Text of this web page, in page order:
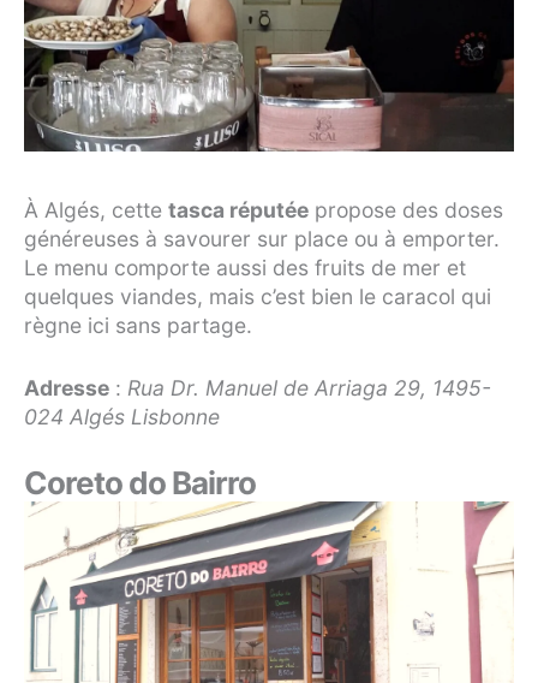
À Algés, cette tasca réputée propose des doses
généreuses à savourer sur place ou à emporter.
Le menu comporte aussi des fruits de mer et
quelques viandes, mais c’est bien le caracol qui
règne ici sans partage.
Adresse : Rua Dr. Manuel de Arriaga 29, 1495-
024 Algés Lisbonne
Coreto do Bairro